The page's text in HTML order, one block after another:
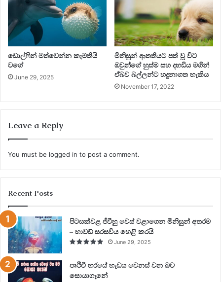
ප්‍රතිශතය තවදුරටත් අඩු වි එය 8% දක්වා අගයක් ගත්තා. මෙහිදි
පර්යේෂකයන් නිගමනය කලේ ධාවකයන් එම ඉරියව්වෙන්
ධාවනය කිරිමට ඉගෙන ගැනිම නිසා මෙසේ අගය අඩුවිම සිදු වු
බවය. මෙම පර්යේෂණයම පුහුණු කරුවෙකු යොදා ගනිමින් සිදුකල
විට ධාවකයන් නිවැරදිව පාදය තිබිම ඉගෙන ගැනිම සදහන් වුයේ
විළුඹ තැබිම 97 % සිට 80 % දක්වා පමණක් අඩු වි ඉතා අඩු
ප්‍රතිශතයකින් පමණක් ඉරියව්ව නිවැරදි වු බවය.
ඩොල්ෆින් මත්වෙන්න කැමතියි
වගේ
June 29, 2025
මිනිසුන් ආතතියට පත් වූ විට
ඔවුන්ගේ හුස්ම සහ දහඩිය මගින්
ඒබව බල්ලන්ට හදුනාගත හැකිය
November 17, 2022
Leave a Reply
You must be logged in to post a comment.
Recent Posts
පිටසක්වළ ජීවීහු වෙස් වළාගෙන මිනිසුන් අතරම
– හාවඩ් සරසවිය හෙළි කරයි
June 29, 2025
පෘථිවි හරයේ හැඩය වෙනස් වන බව
සොයාගැනේ